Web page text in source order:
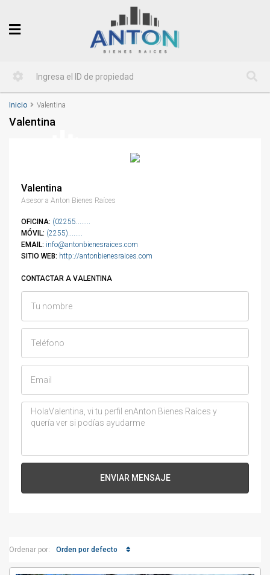
Inicio Valentina
Valentina
Valentina
Asesor a Anton Bienes Raíces
OFICINA: (02255........
MÓVIL: (2255)........
EMAIL: info@antonbienesraices.com
SITIO WEB: http://antonbienesraices.com
CONTACTAR A VALENTINA
ENVIAR MENSAJE
Ordenar por: Orden por defecto